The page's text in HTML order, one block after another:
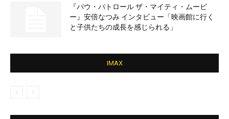
『パウ・パトロール ザ・マイティ・ムービ
ー』安倍なつみ インタビュー「映画館に行く
と子供たちの成長を感じられる」
IMAX